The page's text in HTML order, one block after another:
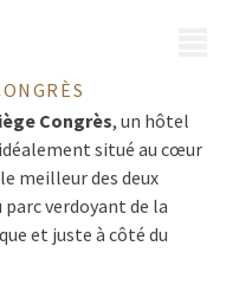
Congrès, un hôtel
situé au cœur
meilleur des deux
parc verdoyant de la
et juste à côté du